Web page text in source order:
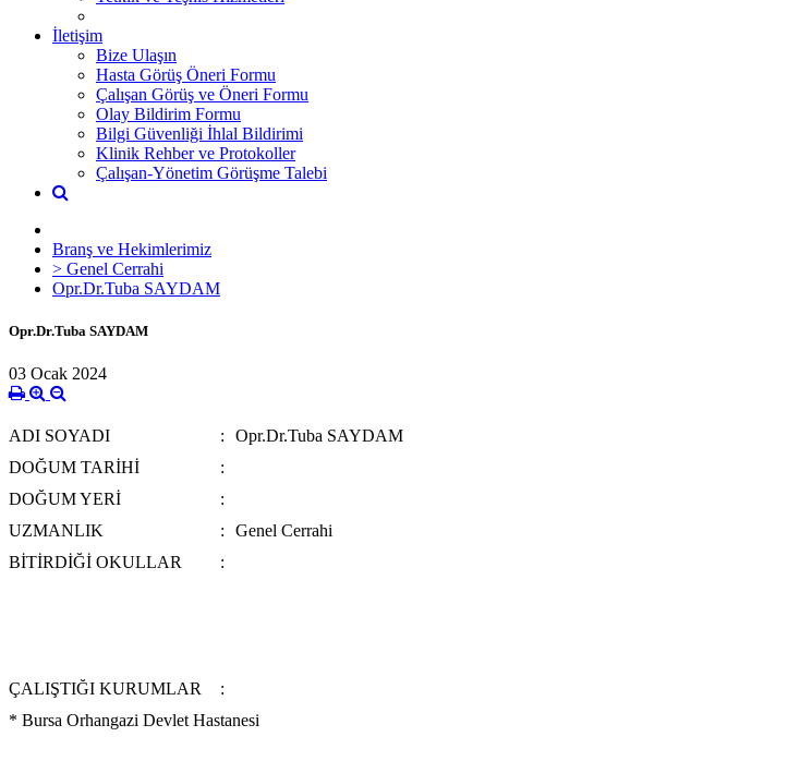
İletişim
Bize Ulaşın
Hasta Görüş Öneri Formu
Çalışan Görüş ve Öneri Formu
Olay Bildirim Formu
Bilgi Güvenliği İhlal Bildirimi
Klinik Rehber ve Protokoller
Çalışan-Yönetim Görüşme Talebi
Branş ve Hekimlerimiz
> Genel Cerrahi
Opr.Dr.Tuba SAYDAM
Opr.Dr.Tuba SAYDAM
03 Ocak 2024
ADI SOYADI :
Opr.Dr.Tuba SAYDAM
DOĞUM TARİHİ
:
DOĞUM YERİ
:
UZMANLIK
:
Genel Cerrahi
BİTİRDİĞİ OKULLAR
:
ÇALIŞTIĞI KURUMLAR
:
* Bursa Orhangazi Devlet Hastanesi